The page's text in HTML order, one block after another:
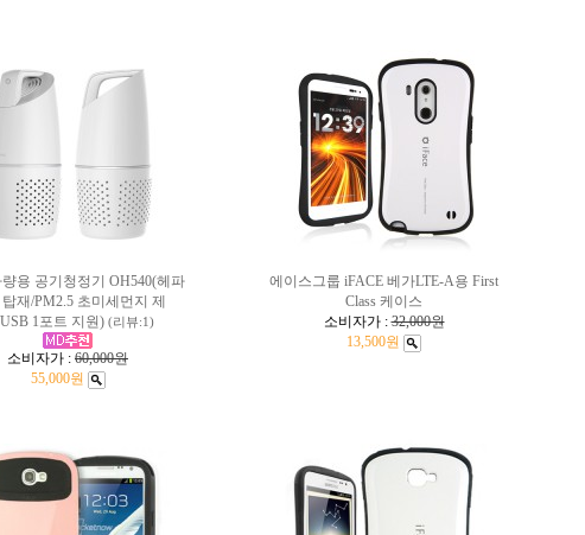
량용 공기청정기 OH540(헤파
재/PM2.5 초미세먼지 제
1포트 지원) (리뷰:1)
소비자가 : 60,000원
55,000원
에이스그룹 iFACE 베가LTE-A용 First
Class 케이스
소비자가 :32,000원
13,500원